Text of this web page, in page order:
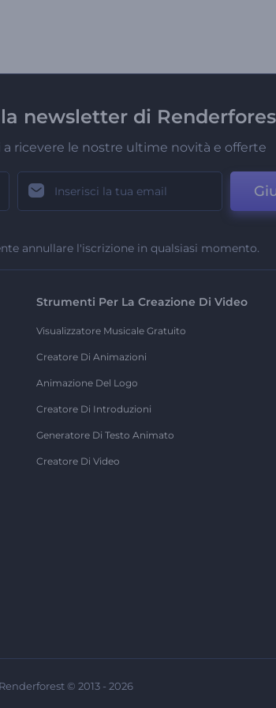
newsletter di
a ricevere le nostre ultime novità e offerte
annullare l'iscrizione in qualsiasi momento.
Strumenti Per La Creazione Di Video
Visualizzatore Musicale Gratuito
Creatore Di Animazioni
Animazione Del Logo
Creatore Di Introduzioni
Generatore Di Testo Animato
Creatore Di Video
Renderforest © 2013 - 2026